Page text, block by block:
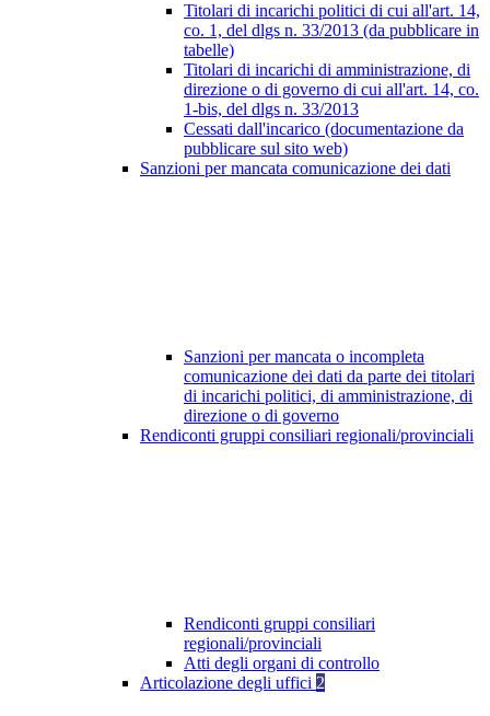
Titolari di incarichi politici di cui all'art. 14,
co. 1, del dlgs n. 33/2013 (da pubblicare in
tabelle)
Titolari di incarichi di amministrazione, di
direzione o di governo di cui all'art. 14, co.
1-bis, del dlgs n. 33/2013
Cessati dall'incarico (documentazione da
pubblicare sul sito web)
Sanzioni per mancata comunicazione dei dati
Sanzioni per mancata o incompleta
comunicazione dei dati da parte dei titolari
di incarichi politici, di amministrazione, di
direzione o di governo
Rendiconti gruppi consiliari regionali/provinciali
Rendiconti gruppi consiliari
regionali/provinciali
Atti degli organi di controllo
Articolazione degli uffici 2